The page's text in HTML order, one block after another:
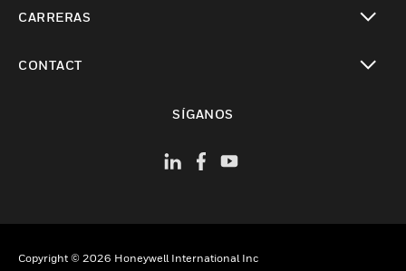
CARRERAS
CONTACT
SÍGANOS
Copyright © 2026 Honeywell International Inc